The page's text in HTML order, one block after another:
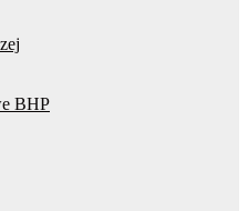
BHP